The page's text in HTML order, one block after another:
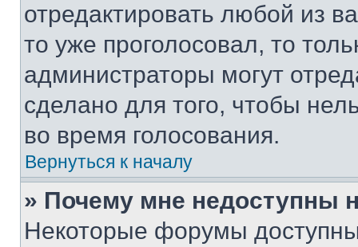
отредактировать любой из
то уже проголосовал, то
администраторы могут
сделано для того, чтобы
во время голосования.
Вернуться к началу
» Почему мне недоступны
Некоторые форумы